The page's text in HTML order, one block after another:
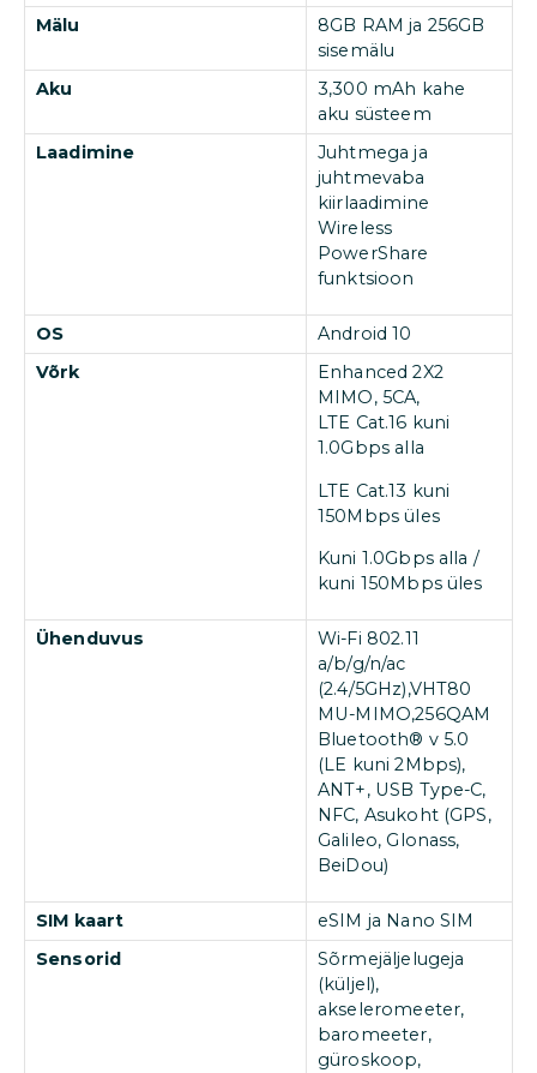
Mälu
8GB RAM ja 256GB
sisemälu
Aku
3,300 mAh kahe
aku süsteem
Laadimine
Juhtmega ja
juhtmevaba
kiirlaadimine
Wireless
PowerShare
funktsioon
OS
Android 10
Võrk
Enhanced 2X2
MIMO, 5CA,
LTE Cat.16 kuni
1.0Gbps alla
LTE Cat.13 kuni
150Mbps üles
Kuni 1.0Gbps alla /
kuni 150Mbps üles
Ühenduvus
Wi-Fi 802.11
a/b/g/n/ac
(2.4/5GHz),VHT80
MU-MIMO,256QAM
Bluetooth® v 5.0
(LE kuni 2Mbps),
ANT+, USB Type-C,
NFC, Asukoht (GPS,
Galileo, Glonass,
BeiDou)
SIM kaart
eSIM ja Nano SIM
Sensorid
Sõrmejäljelugeja
(küljel),
akseleromeeter,
baromeeter,
güroskoop,